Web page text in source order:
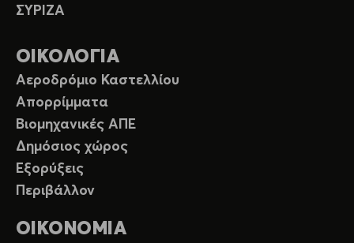
ΣΥΡΙΖΑ
ΟΙΚΟΛΟΓΙΑ
Αεροδρόμιο Καστελλίου
Απορρίμματα
Βιομηχανικές ΑΠΕ
Δημόσιος χώρος
Εξορύξεις
Περιβάλλον
ΟΙΚΟΝΟΜΙΑ